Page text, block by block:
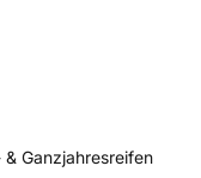
Ganzjahresreifen